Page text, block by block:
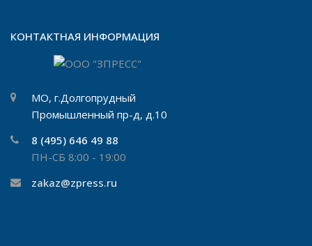
КОНТАКТНАЯ ИНФОРМАЦИЯ
МО, г.Долгопрудный
Промышленный пр-д, д.10
8 (495) 646 49 88
ПН-СБ 8:00 - 19:00
zakaz@zpress.ru